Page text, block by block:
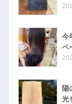
今
ペ
陽
光